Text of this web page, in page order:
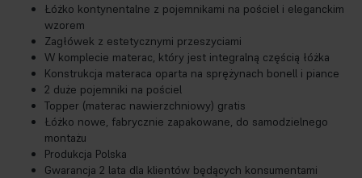
Łóżko kontynentalne z pojemnikami na pościel i eleganckim
wzorem
Zagłówek z estetycznymi przeszyciami
W komplecie materac, który jest integralną częścią łóżka
Konstrukcja materaca oparta na sprężynach bonell i piance
2 duże pojemniki na pościel
Topper (materac nawierzchniowy) gratis
Łóżko nowe, fabrycznie zapakowane, do samodzielnego
montażu
Produkcja Polska
Gwarancja 2 lata dla klientów będących konsumentami